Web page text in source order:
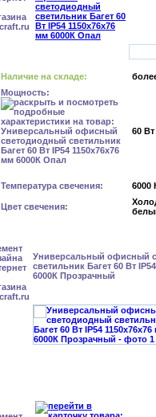
Наличие на складе:
Мощность:
60 Вт
Температура свечения: 6000
Цвет свечения:
Универсальный офисный
светильник Багет 60 Вт
6000К Прозрачный